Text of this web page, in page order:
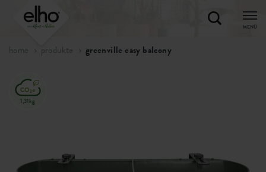
MENÜ
home produkte greenville easy balcony
1,31kg